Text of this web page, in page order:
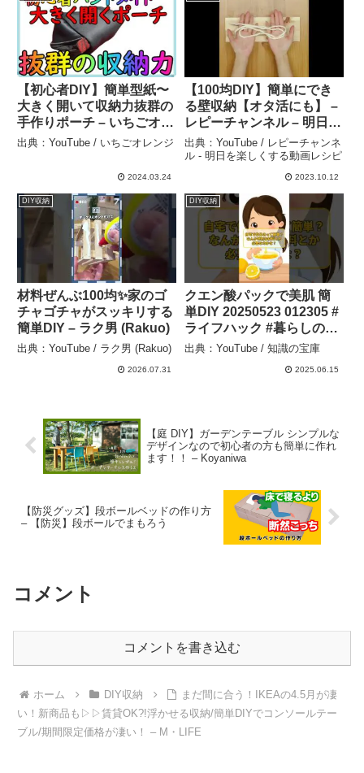
【初心者DIY】簡単型紙〜
大きく開いて収納力抜群の
手作りポーチ – いちごオレ
ンジ
出典：YouTube / いちごオレンジ
2024.03.24
【100均DIY】簡単にでき
る壁収納【オタ活にも】 –
レピーチャンネル – 明日を
楽しくする動画レシピ
出典：YouTube / レピーチャンネ
ル - 明日を楽しくする動画レシピ
2023.10.12
DIY収納
材料ぜんぶ100均✨家のゴ
チャゴチャがスッキリする
簡単DIY – ラク男 (Rakuo)
出典：YouTube / ラク男 (Rakuo)
2026.07.31
DIY収納
クエン酸パックで美肌 簡
単DIY 20250523 012305 #
ライフハック #暮らしの知
恵 #知らなきゃ損 #今日か
い#ショート動画 #1分でわ
出典：YouTube / 知識の宝庫
2025.06.15
【庭 DIY】ガーデンテーブル シンプルな
デザインなので初心者の方も簡単に作れ
ます！！ – Koyaniwa
【防災グッズ】段ボールベッドの作り方
– 【防災】段ボールでまもろう
コメント
コメントを書き込む
ホーム DIY収納
まだ間に合う！IKEAの4.5月が凄
い！新商品も▷▷賃貸OK?!浮かせる収納/簡単DIYでコンソールテー
ブル/期間限定価格が凄い！ – M・LIFE